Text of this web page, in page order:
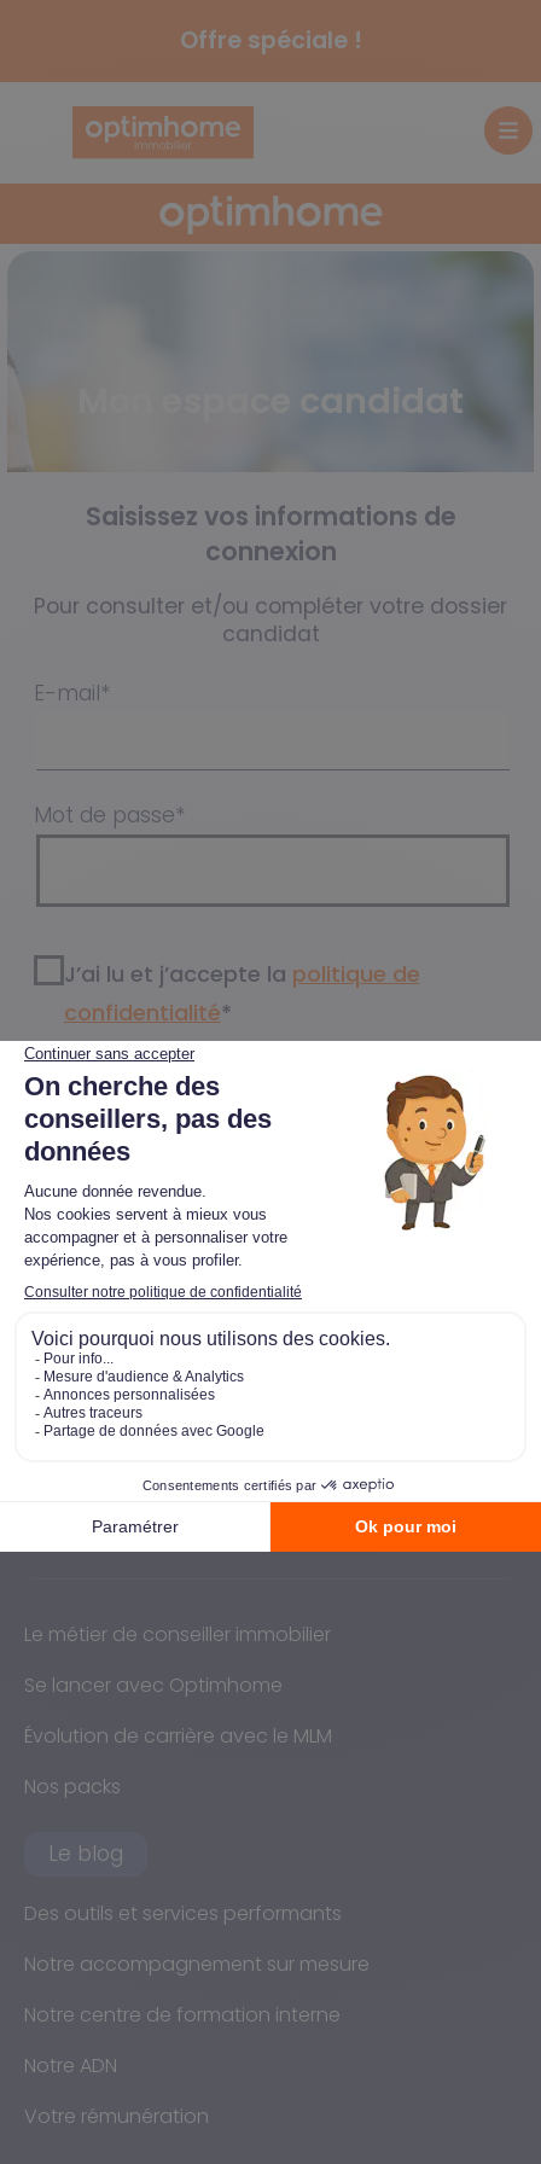
Offre spéciale !
Mon espace candidat
Saisissez vos informations de
connexion
Pour consulter et/ou compléter votre dossier
candidat
E-mail*
Mot de passe*
RGPD*
J’ai lu et j’accepte la politique de
confidentialité​*
En savoir plus sur la gestion de mes données
639, rue du Mas de Verchant,
Immeuble DIVER’CITY, 34170 Castelnau-le-Lez
Le métier de conseiller immobilier
Se lancer avec Optimhome
Évolution de carrière avec le MLM
Nos packs
Le blog
Des outils et services performants
Notre accompagnement sur mesure
Notre centre de formation interne
Notre ADN
Votre rémunération